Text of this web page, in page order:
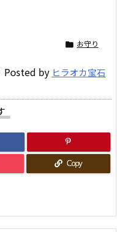
 お守り
Posted by ヒラオカ宝石
Copy